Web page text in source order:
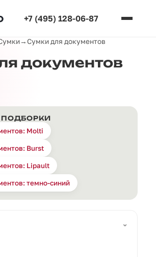
+7 (495) 128-06-87
→Сумки для документов
документов
Molti
Burst
Lipault
темно-синий
⌄